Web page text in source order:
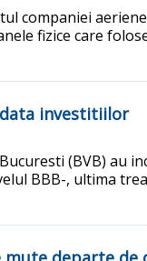
companiei
fizice care
investitiilor
(BVB) au
BBB-, ultima